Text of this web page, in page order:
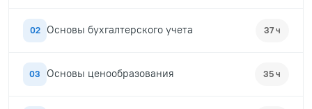
02 Основы бухгалтерского учета 37 ч
03 Основы ценообразования 35 ч